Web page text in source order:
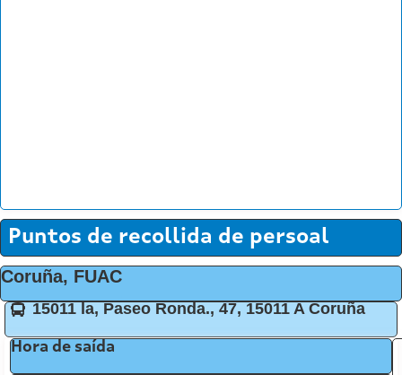
Puntos de recollida de persoal
Coruña, FUAC
15011 la, Paseo Ronda., 47, 15011 A Coruña
Hora de saída